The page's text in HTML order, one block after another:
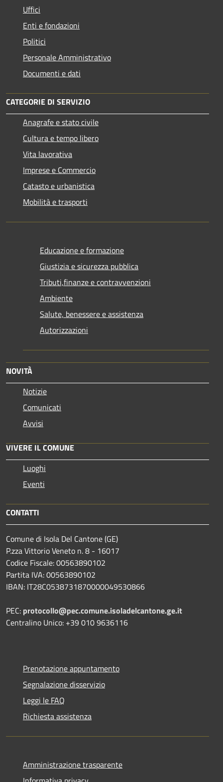
Uffici
Enti e fondazioni
Politici
Personale Amministrativo
Documenti e dati
CATEGORIE DI SERVIZIO
Anagrafe e stato civile
Cultura e tempo libero
Vita lavorativa
Imprese e Commercio
Catasto e urbanistica
Mobilità e trasporti
Educazione e formazione
Giustizia e sicurezza pubblica
Tributi,finanze e contravvenzioni
Ambiente
Salute, benessere e assistenza
Autorizzazioni
NOVITÀ
Notizie
Comunicati
Avvisi
VIVERE IL COMUNE
Luoghi
Eventi
CONTATTI
Comune di Isola Del Cantone (GE)
P.zza Vittorio Veneto n. 8 - 16017
Codice Fiscale: 00563890102
Partita IVA: 00563890102
IBAN: IT28C0538731870000049530866
PEC: protocollo@pec.comune.isoladelcantone.ge.it
Centralino Unico: +39 010 9636116
Prenotazione appuntamento
Segnalazione disservizio
Leggi le FAQ
Richiesta assistenza
Amministrazione trasparente